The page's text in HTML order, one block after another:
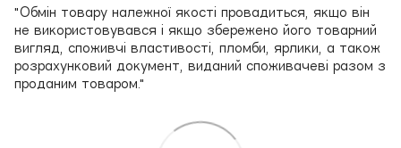
"Обмін товару належної якості провадиться, якщо він
не використовувався і якщо збережено його товарний
вигляд, споживчі властивості, пломби, ярлики, а також
розрахунковий документ, виданий споживачеві разом з
проданим товаром."